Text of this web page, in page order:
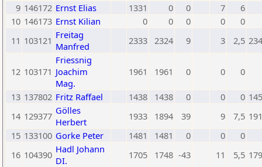
9 146172 Ernst Elias 1331 0 0 7
6
10 146173 Ernst Kilian 0 0 0 0
0
11 103121 Freitag
Manfred
2333 2324 9 3 2,5
12 103171
Friessnig
Joachim
Mag.
1961 1961 0 0 0
13 137802 Fritz Raffael 1438 1438 0 0 0
14 129377 Gölles
Herbert
1933 1894 39 9 7,5
15 133100 Gorke Peter 1481 1481 0 0
0
16 104390 Hadl Johann
DI.
1705 1748 -43 11 5,5